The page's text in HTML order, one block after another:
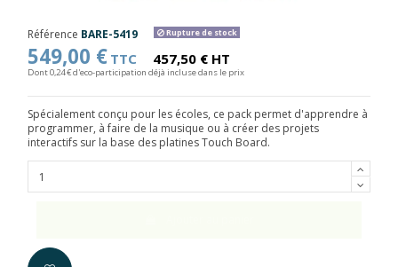
Référence BARE-5419 Rupture de stock
549,00 € TTC 457,50 € HT
Dont 0,24 € d'eco-participation déjà incluse dans le prix
Spécialement conçu pour les écoles, ce pack permet d'apprendre à
programmer, à faire de la musique ou à créer des projets
interactifs sur la base des platines Touch Board.